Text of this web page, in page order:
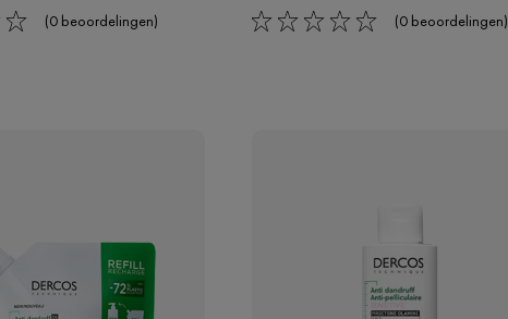
(0 beoordelingen) 0/5 (0 beoordelingen)